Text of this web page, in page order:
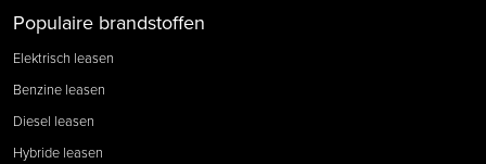
Populaire brandstoffen
Elektrisch leasen
Benzine leasen
Diesel leasen
Hybride leasen